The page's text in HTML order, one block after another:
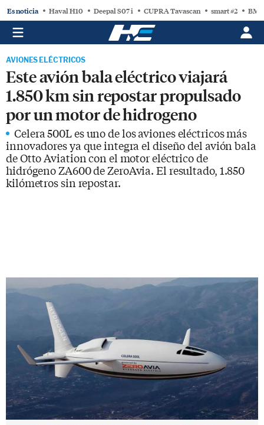
Es noticia Haval H10 Deepal S07 i CUPRA Tavascan smart #2
AVIONES ELÉCTRICOS
Este avión bala eléctrico viajará
1.850 km sin repostar propulsado
por un motor de hidrogeno
Celera 500L es uno de los aviones eléctricos más
innovadores ya que integra el diseño del avión bala
de Otto Aviation con el motor eléctrico de
hidrógeno ZA600 de ZeroAvia. El resultado, 1.850
kilómetros sin repostar.